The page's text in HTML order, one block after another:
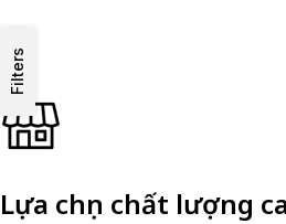
Filters
Lựa chọn chất lượng